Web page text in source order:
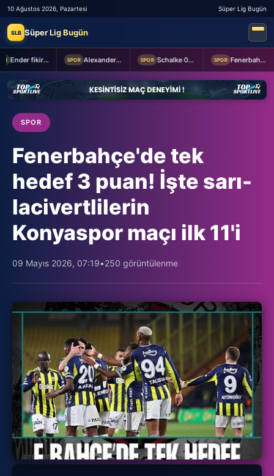
10 Ağustos 2026, Pazartesi Süper Lig Bugün
SLB Süper Lig Bugün
Ender fikirler SPOR Alexander Nübel: En önemlisi takım halinde oynamak SPOR Schalke 04 Edin Dzeko ile 1 yıllık yeni sözleşme imzaladı SPOR Fenerbahçe 2-0 Sturm Graz (MAÇTAN KARELER)
SPOR
Fenerbahçe'de tek
hedef 3 puan! İşte sarı-
lacivertlilerin
Konyaspor maçı ilk 11'i
09 Mayıs 2026, 07:19•250 görüntülenme